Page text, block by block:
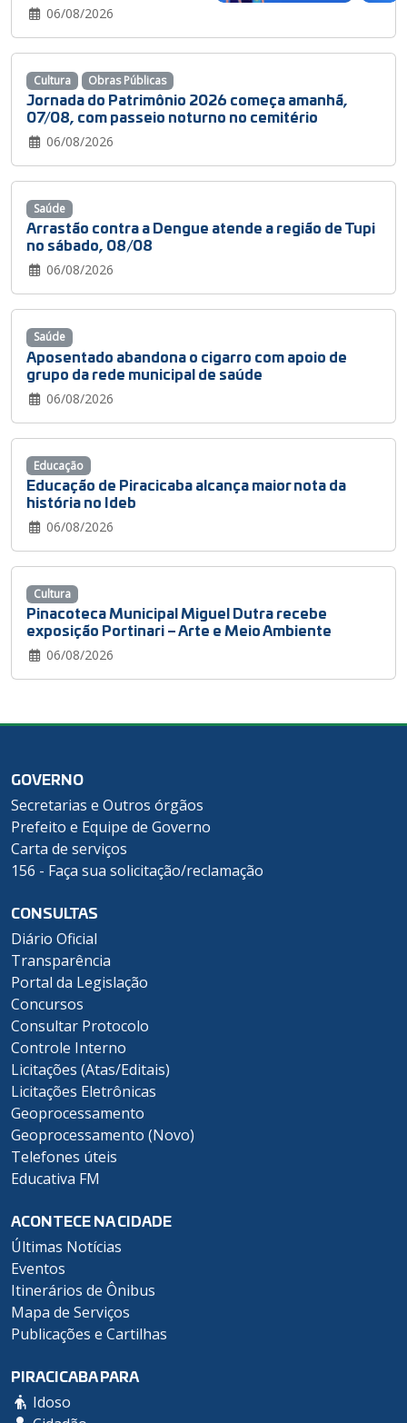
06/08/2026
Jornada do Patrimônio 2026 começa amanhã,
07/08, com passeio noturno no cemitério
06/08/2026
Cultura Obras Públicas
Arrastão contra a Dengue atende a região de Tupi
no sábado, 08/08
06/08/2026
Saúde
Aposentado abandona o cigarro com apoio de
grupo da rede municipal de saúde
06/08/2026
Saúde
Educação de Piracicaba alcança maior nota da
história no Ideb
06/08/2026
Educação
Pinacoteca Municipal Miguel Dutra recebe
exposição Portinari – Arte e Meio Ambiente
06/08/2026
Cultura
GOVERNO
Secretarias e Outros órgãos
Prefeito e Equipe de Governo
Carta de serviços
156 - Faça sua solicitação/reclamação
CONSULTAS
Diário Oficial
Transparência
Portal da Legislação
Concursos
Consultar Protocolo
Controle Interno
Licitações (Atas/Editais)
Licitações Eletrônicas
Geoprocessamento
Geoprocessamento (Novo)
Telefones úteis
Educativa FM
ACONTECE NA CIDADE
Últimas Notícias
Eventos
Itinerários de Ônibus
Mapa de Serviços
Publicações e Cartilhas
PIRACICABA PARA
Idoso